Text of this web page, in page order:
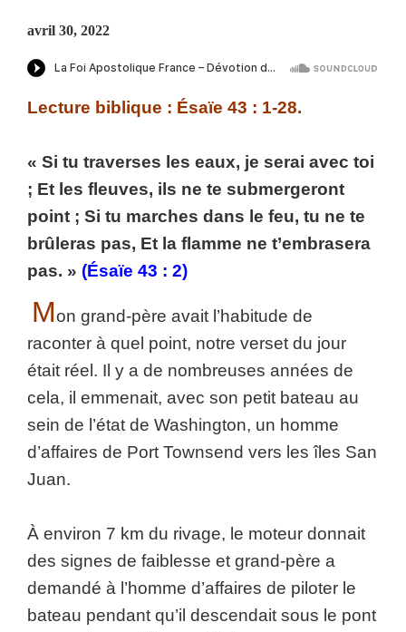
avril 30, 2022
Lecture biblique : Ésaïe 43 : 1-28.
« Si tu traverses les eaux, je serai avec toi
; Et les fleuves, ils ne te submergeront
point ; Si tu marches dans le feu, tu ne te
brûleras pas, Et la flamme ne t’embrasera
pas. » (Ésaïe 43 : 2)
Mon grand-père avait l’habitude de
raconter à quel point, notre verset du jour
était réel. Il y a de nombreuses années de
cela, il emmenait, avec son petit bateau au
sein de l’état de Washington, un homme
d’affaires de Port Townsend vers les îles San
Juan.
À environ 7 km du rivage, le moteur donnait
des signes de faiblesse et grand-père a
demandé à l’homme d’affaires de piloter le
bateau pendant qu’il descendait sous le pont